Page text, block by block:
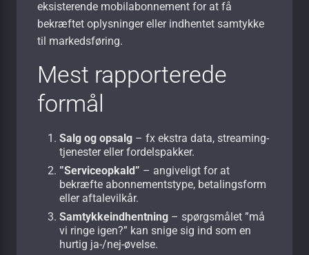
eksisterende mobilabonnement for at få
bekræftet oplysninger eller indhentet samtykke
til markedsføring.
Mest rapporterede
formål
Salg og opsalg – fx ekstra data, streaming-
tjenester eller fordelspakker.
”Service­opkald” – angiveligt for at
bekræfte abonnementstype, betalingsform
eller aftalevilkår.
Samtykke­indhentning – spørgsmålet ”må
vi ringe igen?” kan snige sig ind som en
hurtig ja-/nej-øvelse.